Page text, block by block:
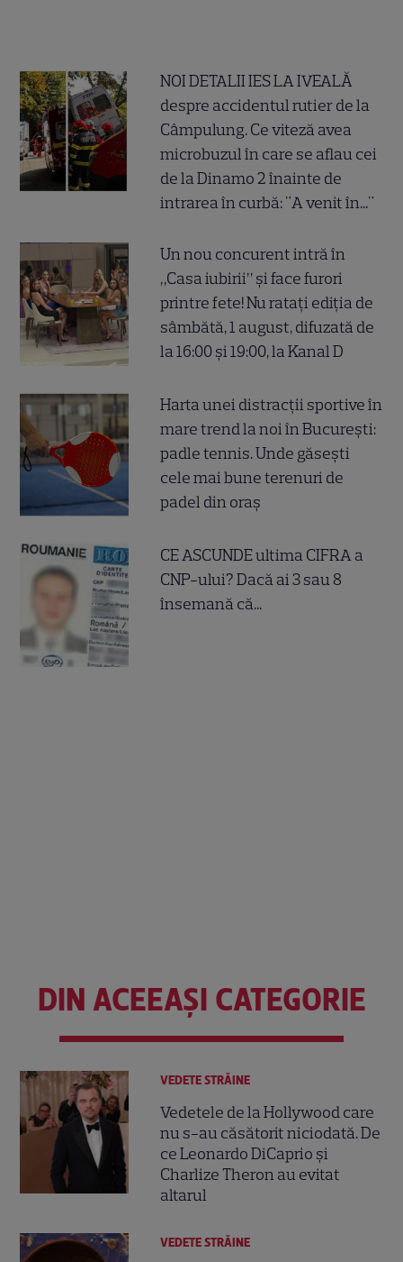
NOI DETALII IES LA IVEALĂ
despre accidentul rutier de la
Câmpulung. Ce viteză avea
microbuzul în care se aflau cei
de la Dinamo 2 înainte de
intrarea în curbă: "A venit în..."
Un nou concurent intră în
„Casa iubirii” și face furori
printre fete! Nu ratați ediția de
sâmbătă, 1 august, difuzată de
la 16:00 și 19:00, la Kanal D
Harta unei distracții sportive în
mare trend la noi în București:
padle tennis. Unde găsești
cele mai bune terenuri de
padel din oraș
CE ASCUNDE ultima CIFRA a
CNP-ului? Dacă ai 3 sau 8
însemană că...
DIN ACEEAȘI CATEGORIE
VEDETE STRĂINE
Vedetele de la Hollywood care
nu s-au căsătorit niciodată. De
ce Leonardo DiCaprio și
Charlize Theron au evitat
altarul
VEDETE STRĂINE